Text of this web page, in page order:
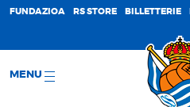
FUNDAZIOA RS STORE BILLETTERIE
MENU